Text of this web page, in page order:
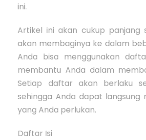
ini.
Artikel ini akan cukup panjang
akan membaginya ke dalam
Anda bisa menggunakan
membantu Anda dalam
Setiap daftar akan berlaku
sehingga Anda dapat langsung
yang Anda perlukan.
Daftar Isi